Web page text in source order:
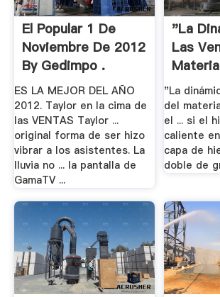
El Popular 1 De
Noviembre De 2012
By Gedimpo .
ES LA MEJOR DEL AÑO
2012. Taylor en la cima de
las VENTAS Taylor ...
original forma de ser hizo
vibrar a los asistentes. La
lluvia no ... la pantalla de
GamaTV ...
"La
Las
"La
del
el ... si el
caliente
capa de
doble de